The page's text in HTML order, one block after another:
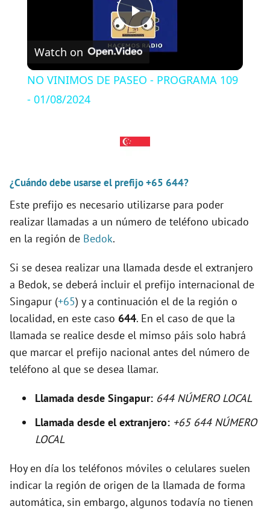
P
y
i
e
o
Watch on
NO VINIMOS DE PASEO - PROGRAMA 109
- 01/08/2024
¿Cuándo debe usarse el prefijo +65 644?
Este prefijo es necesario utilizarse para poder
realizar llamadas a un número de teléfono ubicado
en la región de Bedok.
Si se desea realizar una llamada desde el extranjero
a Bedok, se deberá incluir el prefijo internacional de
Singapur (+65) y a continuación el de la región o
localidad, en este caso 644. En el caso de que la
llamada se realice desde el mimso páis solo habrá
que marcar el prefijo nacional antes del número de
teléfono al que se desea llamar.
Llamada desde Singapur: 644 NÚMERO LOCAL
Llamada desde el extranjero: +65 644 NÚMERO
LOCAL
Hoy en día los teléfonos móviles o celulares suelen
indicar la región de origen de la llamada de forma
automática, sin embargo, algunos todavía no tienen